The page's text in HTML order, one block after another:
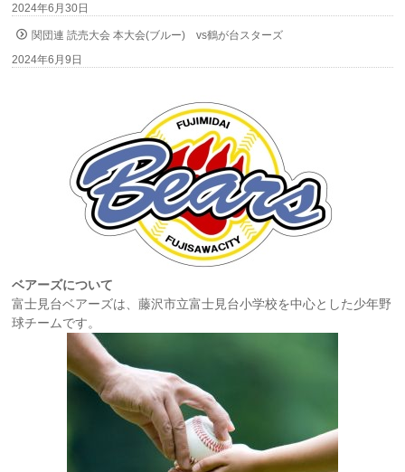
2024年6月30日
関団連 読売大会 本大会(ブルー) vs鶴が台スターズ
2024年6月9日
ベアーズについて
富士見台ベアーズは、藤沢市立富士見台小学校を中心とした少年野
球チームです。